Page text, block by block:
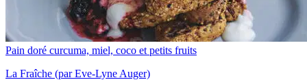
Pain doré curcuma, miel, coco et petits fruits
La Fraîche (par Eve-Lyne Auger)